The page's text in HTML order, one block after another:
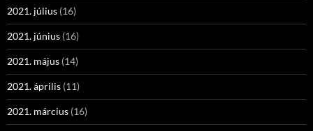
2021. július (16)
2021. június (16)
2021. május (14)
2021. április (11)
2021. március (16)